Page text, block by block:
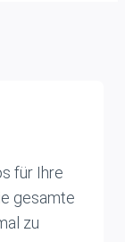
für Ihre
gesamte
zu